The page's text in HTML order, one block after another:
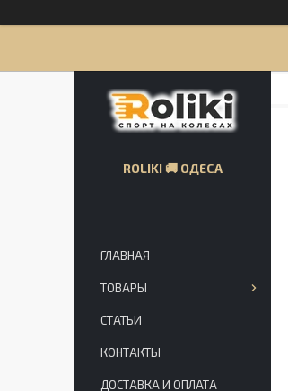
ROLIKI 🚚 ОДЕСА
ГЛАВНАЯ
ТОВАРЫ
СТАТЬИ
КОНТАКТЫ
ДОСТАВКА И ОПЛАТА